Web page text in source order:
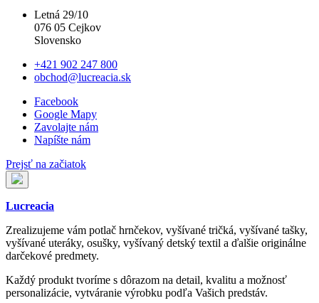
Letná 29/10
076 05 Cejkov
Slovensko
+421 902 247 800
obchod@lucreacia.sk
Facebook
Google Mapy
Zavolajte nám
Napíšte nám
Prejsť na začiatok
Lucreacia
Zrealizujeme vám potlač hrnčekov, vyšívané tričká, vyšívané tašky,
vyšívané uteráky, osušky, vyšívaný detský textil a ďalšie originálne
darčekové predmety.
Každý produkt tvoríme s dôrazom na detail, kvalitu a možnosť
personalizácie, vytváranie výrobku podľa Vašich predstáv.